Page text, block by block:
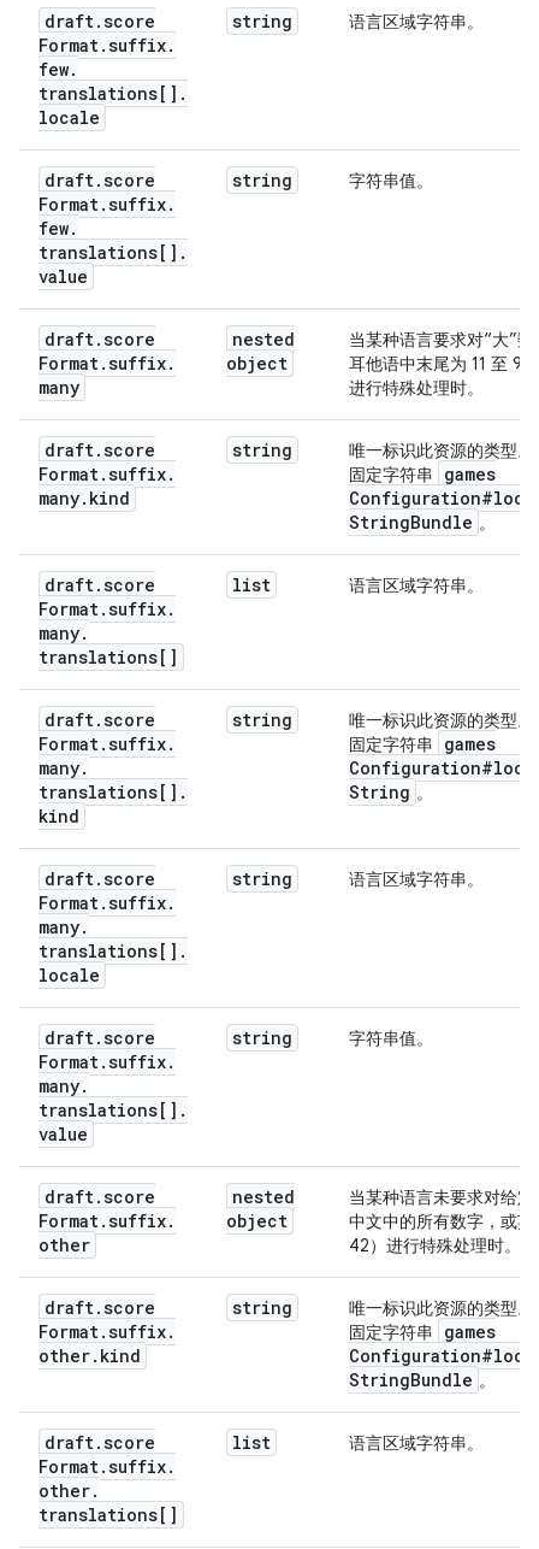
draft.score
Format.suffix.
few.
translations[] .
locale
string 语言区域字符串。
draft.score
Format.suffix.
few.
translations[] .
value
string 字符串值。
draft.score
Format.suffix.
many
nested
object
当某种语言要求对“大”
耳他语中末尾为 11 至 99
进行特殊处理时。
draft.score
Format.suffix.
many. kind
string
唯一标识此资源的类型。
固定字符串
games
StringBundle 。
draft.score
Format.suffix.
many.
translations[]
list 语言区域字符串。
draft.score
Format.suffix.
many.
translations[] .
kind
string
唯一标识此资源的类型。
固定字符串
games
String 。
draft.score
Format.suffix.
many.
translations[] .
locale
string 语言区域字符串。
draft.score
Format.suffix.
many.
translations[] .
value
string 字符串值。
draft.score
Format.suffix.
other
nested
object
当某种语言未要求对给
中文中的所有数字，或英
42）进行特殊处理时。
draft.score
Format.suffix.
other. kind
string
唯一标识此资源的类型。
固定字符串
games
StringBundle 。
draft.score
Format.suffix.
other.
translations[]
list 语言区域字符串。